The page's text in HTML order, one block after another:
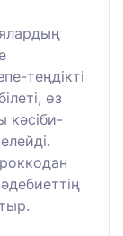
теңдікті
өз
кәсіби-